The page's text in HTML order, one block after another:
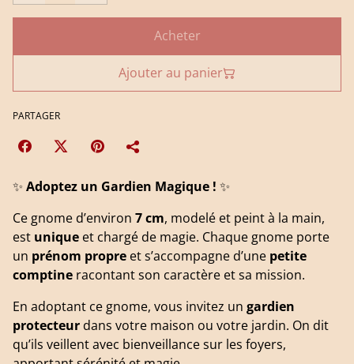
Acheter
Ajouter au panier
PARTAGER
✨ Adoptez un Gardien Magique ! ✨
Ce gnome d’environ 7 cm, modelé et peint à la main,
est unique et chargé de magie. Chaque gnome porte
un prénom propre et s’accompagne d’une petite
comptine racontant son caractère et sa mission.
En adoptant ce gnome, vous invitez un gardien
protecteur dans votre maison ou votre jardin. On dit
qu’ils veillent avec bienveillance sur les foyers,